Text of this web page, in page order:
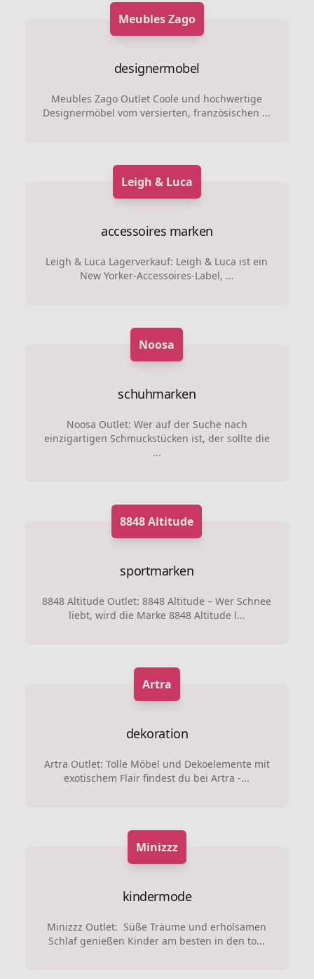
Meubles Zago
designermobel
Meubles Zago Outlet Coole und hochwertige
Designermöbel vom versierten, französischen ...
Leigh & Luca
accessoires marken
Leigh & Luca Lagerverkauf: Leigh & Luca ist ein
New Yorker-Accessoires-Label, ...
Noosa
schuhmarken
Noosa Outlet: Wer auf der Suche nach
einzigartigen Schmuckstücken ist, der sollte die
...
8848 Altitude
sportmarken
8848 Altitude Outlet: 8848 Altitude – Wer Schnee
liebt, wird die Marke 8848 Altitude l...
Artra
dekoration
Artra Outlet: Tolle Möbel und Dekoelemente mit
exotischem Flair findest du bei Artra -...
Minizzz
kindermode
Minizzz Outlet: Süße Träume und erholsamen
Schlaf genießen Kinder am besten in den to...